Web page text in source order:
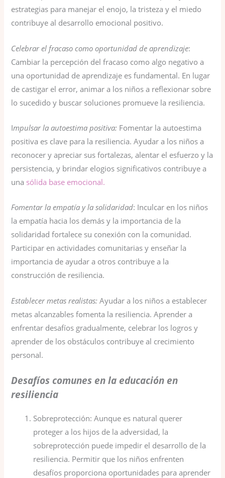
estrategias para manejar el enojo, la tristeza y el miedo
contribuye al desarrollo emocional positivo.
Celebrar el fracaso como oportunidad de aprendizaje:
Cambiar la percepción del fracaso como algo negativo a
una oportunidad de aprendizaje es fundamental. En lugar
de castigar el error, animar a los niños a reflexionar sobre
lo sucedido y buscar soluciones promueve la resiliencia.
Impulsar la autoestima positiva: Fomentar la autoestima
positiva es clave para la resiliencia. Ayudar a los niños a
reconocer y apreciar sus fortalezas, alentar el esfuerzo y la
persistencia, y brindar elogios significativos contribuye a
una sólida base emocional.
Fomentar la empatía y la solidaridad: Inculcar en los niños
la empatía hacia los demás y la importancia de la
solidaridad fortalece su conexión con la comunidad.
Participar en actividades comunitarias y enseñar la
importancia de ayudar a otros contribuye a la
construcción de resiliencia.
Establecer metas realistas:Ayudar a los niños a establecer
metas alcanzables fomenta la resiliencia. Aprender a
enfrentar desafíos gradualmente, celebrar los logros y
aprender de los obstáculos contribuye al crecimiento
personal.
Desafíos comunes en la educación en
resiliencia
Sobreprotección: Aunque es natural querer
proteger a los hijos de la adversidad, la
sobreprotección puede impedir el desarrollo de la
resiliencia. Permitir que los niños enfrenten
desafíos proporciona oportunidades para aprender